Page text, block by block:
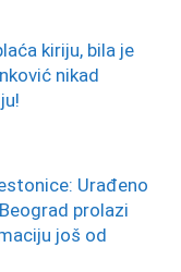
kiriju, bila je
nikad
Urađeno
prolazi
još od